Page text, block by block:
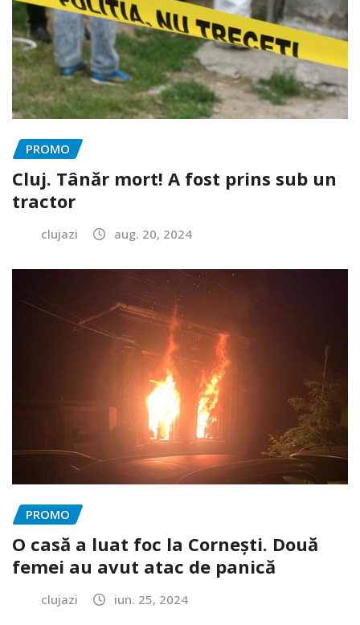
PROMO
Cluj. Tânăr mort! A fost prins sub un
tractor
clujazi aug. 20, 2024
PROMO
O casă a luat foc la Cornești. Două
femei au avut atac de panică
clujazi iun. 25, 2024